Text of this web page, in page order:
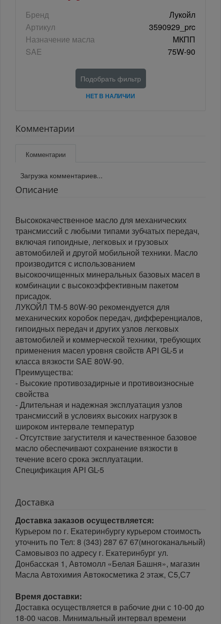
Бренд
Лукойл
Артикул
3590929_prc
Назначение масла
МКПП
SAE
75W-90
Подобрать фильтр
НЕТ В НАЛИЧИИ
Комментарии
Комментарии
Загрузка комментариев...
Описание
Высококачественное масло для механических
трансмиссий с любыми типами зубчатых передач,
включая гипоидные, легковых и грузовых
автомобилей и другой мобильной техники. Масло
производится с использованием
высокоочищенных минеральных базовых масел в
комбинации с высокоэффективным пакетом
присадок.
ЛУКОЙЛ ТМ-5 80W-90 рекомендуется для
механических коробок передач, дифференциалов,
гипоидных передач и других узлов легковых
автомобилей и коммерческой техники, требующих
применения масел уровня свойств API GL-5 и
класса вязкости SAE 80W-90.
Преимущества:
- Высокие противозадирные и противоизносные
свойства
- Длительная и надежная эксплуатация узлов
трансмиссий в условиях высоких нагрузок в
широком интервале температур
- Отсутствие загустителя и качественное базовое
масло обеспечивают сохранение вязкости в
течение всего срока эксплуатации.
Спецификация API GL-5
Доставка
Доставка заказов осуществляется:
Курьером по г. Екатеринбургу курьером стоимость
уточнить по Тел: 8 (343) 287 67 67(многоканальный)
Самовывоз по адресу г. Екатеринбург ул.
Донбасская 1, Автомолл «Белая Башня», магазин
Масла Автохимия Автокосметика 2 этаж, С5,С7
Время доставки:
Доставка осуществляется в рабочие дни с 10-00 до
18-00 часов. Минимальный интервал времени